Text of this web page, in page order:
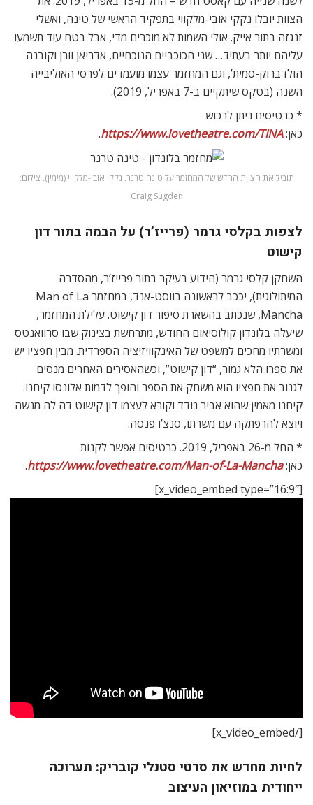
הצוות יובלו נקקי אובי-מלקווי בתפקיד הראשי של טינה, ואשלי
זנגזה בתור אייק. אולי השמות לא מוכרים מדי, אבל בטח עוד תשמעו
עליהם יותר בעתיד… שני הכוכביים הנוכחיים, אדריאן וורן וקובנה
הולדברוק-סמית’, וגם המחזמר עצמו מועמדים לפרסי האוליבייה
השנה (בטקס שיתקיים ב-7 באפריל, 2019).
* כרטיסים ניתן לרכוש
כאן:https://www.lovetheatre.com/TINA
.
תוביל את הצוות החדש של המחזמר על טינה טרנר. נקקי אובי-מלקווי (מימין). צילום:
Craig Sugden
לצפות בקלסי גרמר (פרייז’ר) על הבמה בתור דון
קישוט
השחקן קלסי גרמר (הידוע בעיקר בתור פרייז’ר, מהסדרה
המיתולוגית), יככב לראשונה בווסט-אנד, במחזמר Man of La
Mancha, שנכתב בהשארת סיפור דון קישוט. עלילת המחזמר,
שיעלה בלונדון קולוסיאום החודש, מתרחשת בצינוק שבו סרוואנטס
ומשרתיו מחכים למשפט של האינקוויזיציה הספרדית. מבין חפציו יש
את ספרו הלא גמור, “דון קישוט”, וכשהאסירים האחרים מנסים
לגנוב את חפציו הוא משחק את הספר והופך לדמות אלונסו קיחנו.
קיחנו מאמין שהוא אביר נודד וקורא לעצמו דון קישוט דה לה מנשה
ויוצא להרפתקה עם משרתו, סנצ’ו פנסה.
* החל מ-26 באפריל, 2019. כרטיסים אפשר לקנות
כאן:https://www.lovetheatre.com/Man-of-La-Mancha
.
[x_video_embed type=”16:9″]
[/x_video_embed]
לחיות מחדש את סרטי סטנלי קובריק: תערוכה
ייחודית במוזיאון העיצוב